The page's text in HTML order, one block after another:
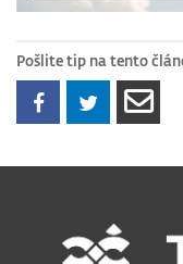
Pošlite tip na tento